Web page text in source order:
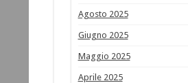
Agosto 2025
Giugno 2025
Maggio 2025
Aprile 2025